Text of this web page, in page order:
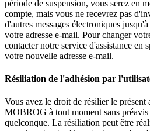
période de suspension, vous serez en
compte, mais vous ne recevrez pas
d'autres messages électroniques
votre adresse e-mail. Pour changer
contacter notre service d'assistance en
votre nouvelle adresse e-mail.
Résiliation de l'adhésion par
Vous avez le droit de résilier le présent
MOBROG à tout moment sans préavis
quelconque. La résiliation peut être